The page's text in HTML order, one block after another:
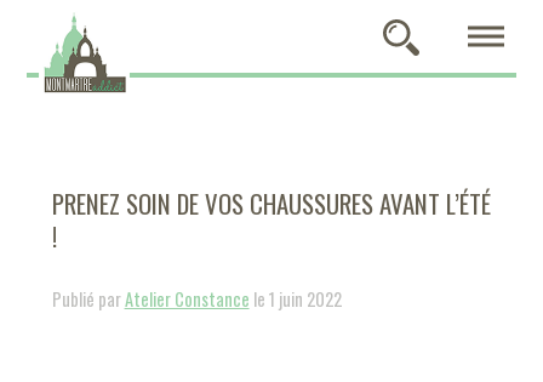
PRENEZ SOIN DE VOS CHAUSSURES AVANT L’ÉTÉ
!
Publié parAtelier Constance le 1 juin 2022